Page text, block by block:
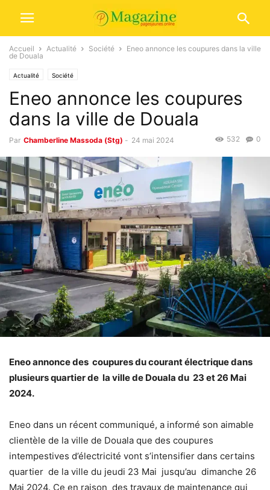
Accueil Actualité Société
Eneo annonce les coupures dans la ville
de Douala
Actualité Société
Eneo annonce les coupures
dans la ville de Douala
Par Chamberline Massoda (Stg) - 24 mai 2024 0
532
Eneo annonce des coupures du courant électrique dans
plusieurs quartier de la ville de Douala du 23 et 26 Mai
2024.
Eneo dans un récent communiqué, a informé son aimable
clientèle de la ville de Douala que des coupures
intempestives d’électricité vont s’intensifier dans certains
quartier de la ville du jeudi 23 Mai jusqu’au dimanche 26
Mai 2024. Ce en raison des travaux de maintenance qui